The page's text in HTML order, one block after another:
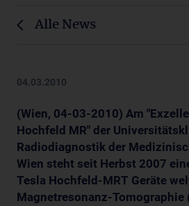
Alle News
04.03.2010
(Wien, 04-03-2010) Am
Hochfeld MR" der
Radiodiagnostik der
Wien steht seit Herbst 2007
Tesla Hochfeld-MRT Geräte
Magnetresonanz-